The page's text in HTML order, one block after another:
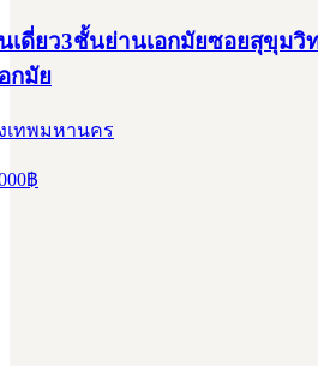
เดี่ยว3ชั้นย่านเอกมัยซอยสุขุมวิ
กมัย
เทพมหานคร
฿